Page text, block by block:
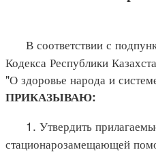
В соответствии с
Кодекса Республики
"О здоровье народа и
ПРИКАЗЫВАЮ:
1. Утвердить
стационарозамещающей